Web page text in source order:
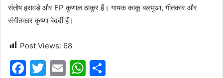
संतोष हरावड़े और EP कुणाल ठाकुर हैं। गायक काकू बलमुआ, गीतकार और
संगीतकार कृष्णा बेदर्दी हैं।
Post Views: 68
F
T
E
W